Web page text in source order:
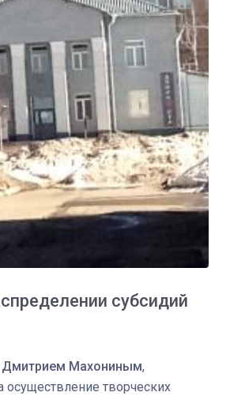
субсидий
Дмитрием Махониным,
осуществление творческих
03 4 октября 2025
Штурмовик огня. Казак
Коробов после возвращения
спецоперации сделал
реальностью свою детскую
мечту